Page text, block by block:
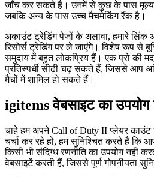
जाँच कर सकते हैं। उनमें से कुछ के पास
जबकि अन्य के पास उच्च मैचमेकिंग रैंक है।
अकाउंट ट्रेडिंग पेजों के अलावा, हमारे लिंक
रिसोर्स ट्रेडिंग पर ले जाएंगे। विशेष रूप से
समुदाय में बहुत लोकप्रिय हैं। एक प्रो की
प्रतिस्पर्धी सीढ़ी चढ़ सकते हैं, जिससे आप
मैचों में शामिल हो सकते हैं।
igitems वेबसाइट का उपयोग
चाहे हम अपने Call of Duty II प्लेयर काउंट
चर्चा कर रहे हों, हम सुनिश्चित करते हैं कि
किसी भी संदिग्ध रणनीति का उपयोग नहीं
वेबसाइटें करती हैं, जिससे पूर्ण गोपनीयता